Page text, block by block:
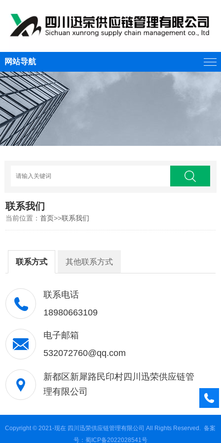
网站导航
联系我们
当前位置：首页>>联系我们
联系方式 其他联系方式
联系电话
18980663109
电子邮箱
532072760@qq.com
新都区新犀路民印村四川迅荣供应链管
理有限公司
Copyright © 2021-现在 四川迅荣供应链管理有限公司 All Rights Reserved.备案
号：蜀ICP备2022028541号